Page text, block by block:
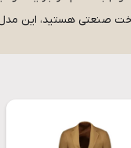
صنعتی هستید، این